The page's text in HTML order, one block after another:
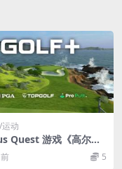
动
Quest 游戏《高尔夫
5